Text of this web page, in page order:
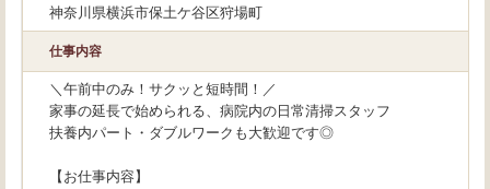
神奈川県横浜市保土ケ谷区狩場町
仕事内容
＼午前中のみ！サクッと短時間！／
家事の延長で始められる、病院内の日常清掃スタッフ
扶養内パート・ダブルワークも大歓迎です◎
【お仕事内容】